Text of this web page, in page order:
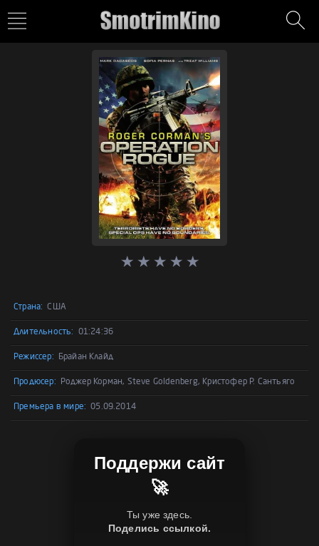
Страна: США
Длительность: 01:24:36
Режиссер: Брайан Клайд
Продюсер: Роджер Корман, Steve Goldenberg, Кристофер Р. Сантьяго
Премьера в мире: 05.09.2014
Поддержи сайт
🚀
Ты уже здесь.
Поделись ссылкой.